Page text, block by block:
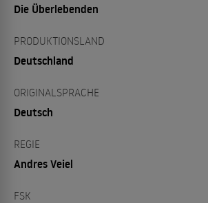
Die Überlebenden
PRODUKTIONSLAND
Deutschland
ORIGINALSPRACHE
Deutsch
REGIE
Andres Veiel
FSK